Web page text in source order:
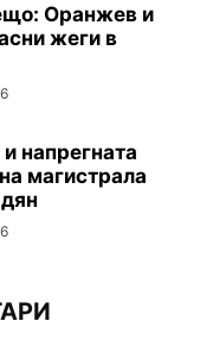
Оранжев и
жеги в
напрегната
магистрала